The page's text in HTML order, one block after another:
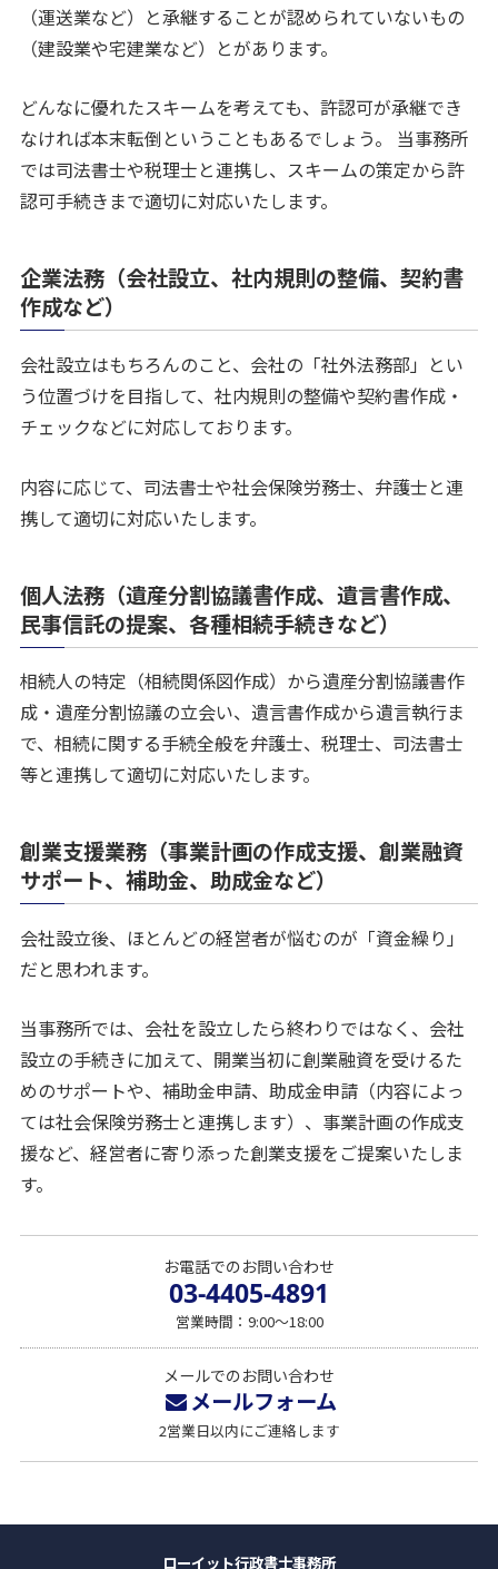
（運送業など）と承継することが認められていないもの
（建設業や宅建業など）とがあります。
どんなに優れたスキームを考えても、許認可が承継でき
なければ本末転倒ということもあるでしょう。 当事務所
では司法書士や税理士と連携し、スキームの策定から許
認可手続きまで適切に対応いたします。
企業法務（会社設立、社内規則の整備、契約書
作成など）
会社設立はもちろんのこと、会社の「社外法務部」とい
う位置づけを目指して、社内規則の整備や契約書作成・
チェックなどに対応しております。
内容に応じて、司法書士や社会保険労務士、弁護士と連
携して適切に対応いたします。
個人法務（遺産分割協議書作成、遺言書作成、
民事信託の提案、各種相続手続きなど）
相続人の特定（相続関係図作成）から遺産分割協議書作
成・遺産分割協議の立会い、遺言書作成から遺言執行ま
で、相続に関する手続全般を弁護士、税理士、司法書士
等と連携して適切に対応いたします。
創業支援業務（事業計画の作成支援、創業融資
サポート、補助金、助成金など）
会社設立後、ほとんどの経営者が悩むのが「資金繰り」
だと思われます。
当事務所では、会社を設立したら終わりではなく、会社
設立の手続きに加えて、開業当初に創業融資を受けるた
めのサポートや、補助金申請、助成金申請（内容によっ
ては社会保険労務士と連携します）、事業計画の作成支
援など、経営者に寄り添った創業支援をご提案いたしま
す。
お電話でのお問い合わせ
03-4405-4891
営業時間：9:00～18:00
メールでのお問い合わせ
メールフォーム
2営業日以内にご連絡します
ローイット行政書士事務所